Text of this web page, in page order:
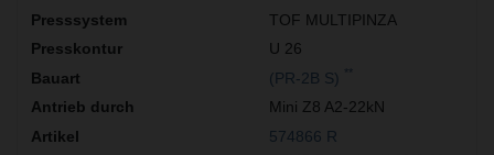
TOF MULTIPINZA
U 26
(PR-2B S)
Mini Z8 A2-22kN
574866 R